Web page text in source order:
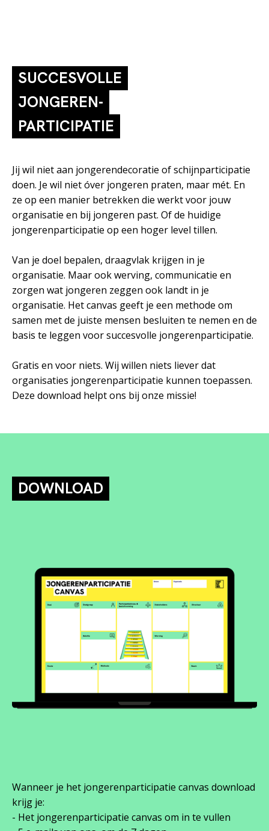
SUCCESVOLLE
JONGEREN-
PARTICIPATIE
Jij wil niet aan jongerendecoratie of schijnparticipatie
doen. Je wil niet óver jongeren praten, maar mét. En
ze op een manier betrekken die werkt voor jouw
organisatie en bij jongeren past. Of de huidige
jongerenparticipatie op een hoger level tillen.
Van je doel bepalen, draagvlak krijgen in je
organisatie. Maar ook werving, communicatie en
zorgen wat jongeren zeggen ook landt in je
organisatie. Het canvas geeft je een methode om
samen met de juiste mensen besluiten te nemen en de
basis te leggen voor succesvolle jongerenparticipatie.
Gratis en voor niets. Wij willen niets liever dat
organisaties jongerenparticipatie kunnen toepassen.
Deze download helpt ons bij onze missie!
DOWNLOAD
Wanneer je het jongerenparticipatie canvas download
krijg je:
- Het jongerenparticipatie canvas om in te vullen